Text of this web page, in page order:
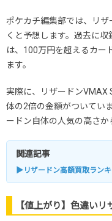
ポケカチ編集部では、リ
くと予想します。過去に
は、100万円を超えるカー
ます。
実際に、リザードンVMAX
体の2倍の金額がついてい
ードン自体の人気の高さか
関連記事
▶リザードン高額買取ラン
【値上がり】色違い